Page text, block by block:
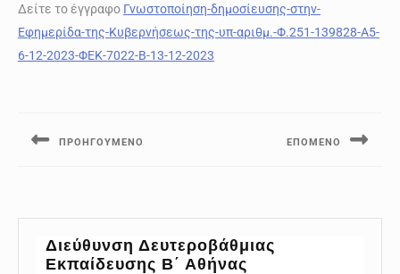
Δείτε το έγγραφο Γνωστοποίηση-δημοσίευσης-στην-
Εφημερίδα-της-Κυβερνήσεως-της-υπ-αριθμ.-Φ.251-139828-Α5-
6-12-2023-ΦΕΚ-7022-Β-13-12-2023
ΠΡΟΗΓΟΎΜΕΝΟ ΕΠΌΜΕΝΟ
Διεύθυνση Δευτεροβάθμιας
Εκπαίδευσης Β΄ Αθήνας